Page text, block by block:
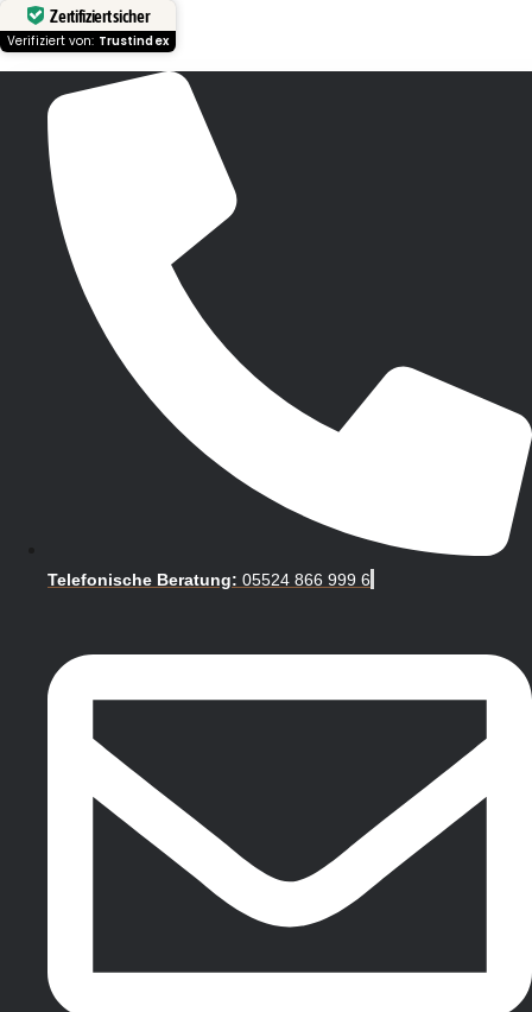
Zertifiziert sicher
Verifiziert von: Trustindex
Telefonische Beratung: 05524 866 999 6